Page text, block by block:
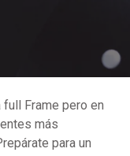
Frame pero en
más
para un